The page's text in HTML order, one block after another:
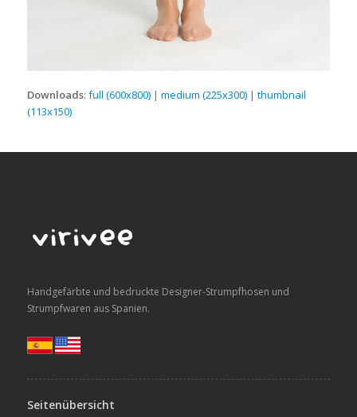
Downloads: full (600x800)| medium (225x300)| thumbnail
(113x150)
Handgefärbte und bedruckte Designer-Strumpfhosen und
Strumpfwaren aus Spanien.
Seitenübersicht